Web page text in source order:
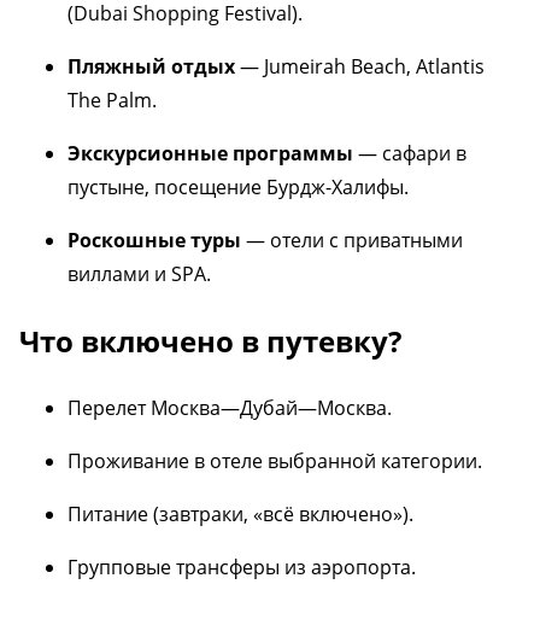
(Dubai Shopping Festival).
Пляжный отдых— Jumeirah Beach, Atlantis
The Palm.
Экскурсионные программы — сафари в
пустыне, посещение Бурдж-Халифы.
Роскошные туры — отели с приватными
виллами и SPA.
Что включено в путевку?
Перелет Москва—Дубай—Москва.
Проживание в отеле выбранной категории.
Питание (завтраки, «всё включено»).
Групповые трансферы из аэропорта.